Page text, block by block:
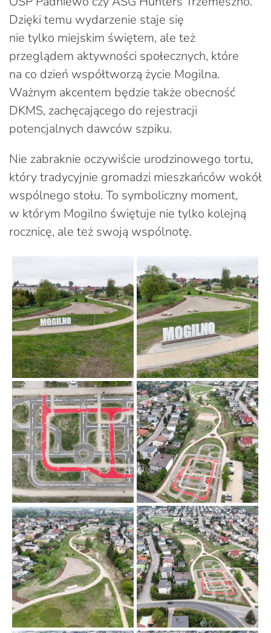
Dzięki temu wydarzenie staje się
nie tylko miejskim świętem, ale też
przeglądem aktywności społecznych, które
na co dzień współtworzą życie Mogilna.
Ważnym akcentem będzie także obecność
DKMS, zachęcającego do rejestracji
potencjalnych dawców szpiku.
Nie zabraknie oczywiście urodzinowego tortu,
który tradycyjnie gromadzi mieszkańców wokół
wspólnego stołu. To symboliczny moment,
w którym Mogilno świętuje nie tylko kolejną
rocznicę, ale też swoją wspólnotę.